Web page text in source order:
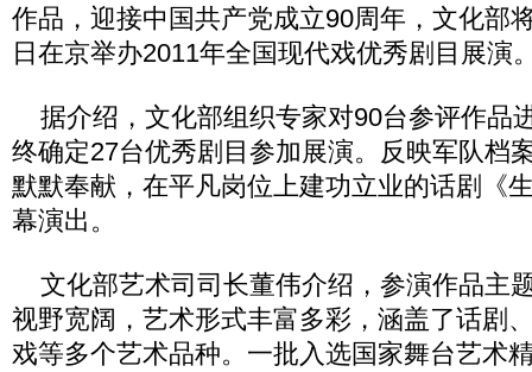
作品，迎接中国共产党成立90周年，文化部
日在京举办2011年全国现代戏优秀剧目展演
据介绍，文化部组织专家对90台参评作品
终确定27台优秀剧目参加展演。反映军队档
默默奉献，在平凡岗位上建功立业的话剧《
幕演出。
文化部艺术司司长董伟介绍，参演作品主
视野宽阔，艺术形式丰富多彩，涵盖了话剧
戏等多个艺术品种。一批入选国家舞台艺术